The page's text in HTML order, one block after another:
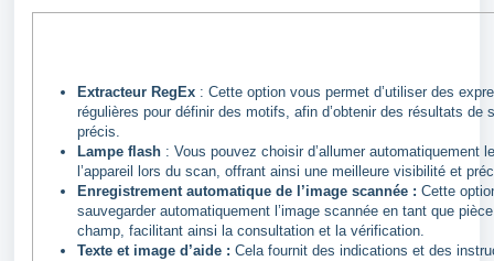
Extracteur RegEx : Cette option vous permet d’utiliser des
régulières pour définir des motifs, afin d’obtenir des résultats de
précis.
Lampe flash : Vous pouvez choisir d’allumer automatiquement
l’appareil lors du scan, offrant ainsi une meilleure visibilité et
Enregistrement automatique de l’image scannée : Cette
sauvegarder automatiquement l’image scannée en tant que
champ, facilitant ainsi la consultation et la vérification.
Texte et image d’aide : Cela fournit des indications et des